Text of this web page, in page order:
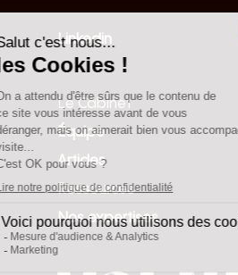
Linkedin
Le Cabinet
Équipe
Articles
Ressources
Nos expertises